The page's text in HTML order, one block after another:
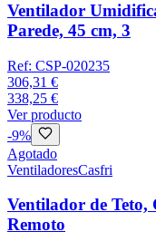
Ventilador
Parede, 45 cm, 3
Ref: CSP-020235
306,31 €
338,25 €
Ver producto
-9%
Agotado
VentiladoresCasfri
Ventilador de
Remoto